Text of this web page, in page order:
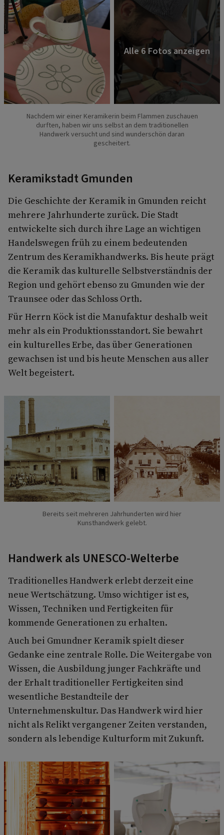
Nachdem wir einer Keramikerin beim Flammen zuschauen
durften, haben wir uns selbst an dem traditionellen
Handwerk versucht und sind wunderschön daran
gescheitert.
Keramikstadt Gmunden
Die Geschichte der Keramik in Gmunden reicht
mehrere Jahrhunderte zurück. Die Stadt
entwickelte sich durch ihre Lage an wichtigen
Handelswegen früh zu einem bedeutenden
Zentrum des Keramikhandwerks. Bis heute prägt
die Keramik das kulturelle Selbstverständnis der
Region und gehört ebenso zu Gmunden wie der
Traunsee oder das Schloss Orth.
Für Herrn Köck ist die Manufaktur deshalb weit
mehr als ein Produktionsstandort. Sie bewahrt
ein kulturelles Erbe, das über Generationen
gewachsen ist und bis heute Menschen aus aller
Welt begeistert.
Bereits seit mehreren Jahrhunderten wird hier
Kunsthandwerk gelebt.
Handwerk als UNESCO-Welterbe
Traditionelles Handwerk erlebt derzeit eine
neue Wertschätzung. Umso wichtiger ist es,
Wissen, Techniken und Fertigkeiten für
kommende Generationen zu erhalten.
Auch bei Gmundner Keramik spielt dieser
Gedanke eine zentrale Rolle. Die Weitergabe von
Wissen, die Ausbildung junger Fachkräfte und
der Erhalt traditioneller Fertigkeiten sind
wesentliche Bestandteile der
Unternehmenskultur. Das Handwerk wird hier
nicht als Relikt vergangener Zeiten verstanden,
sondern als lebendige Kulturform mit Zukunft.